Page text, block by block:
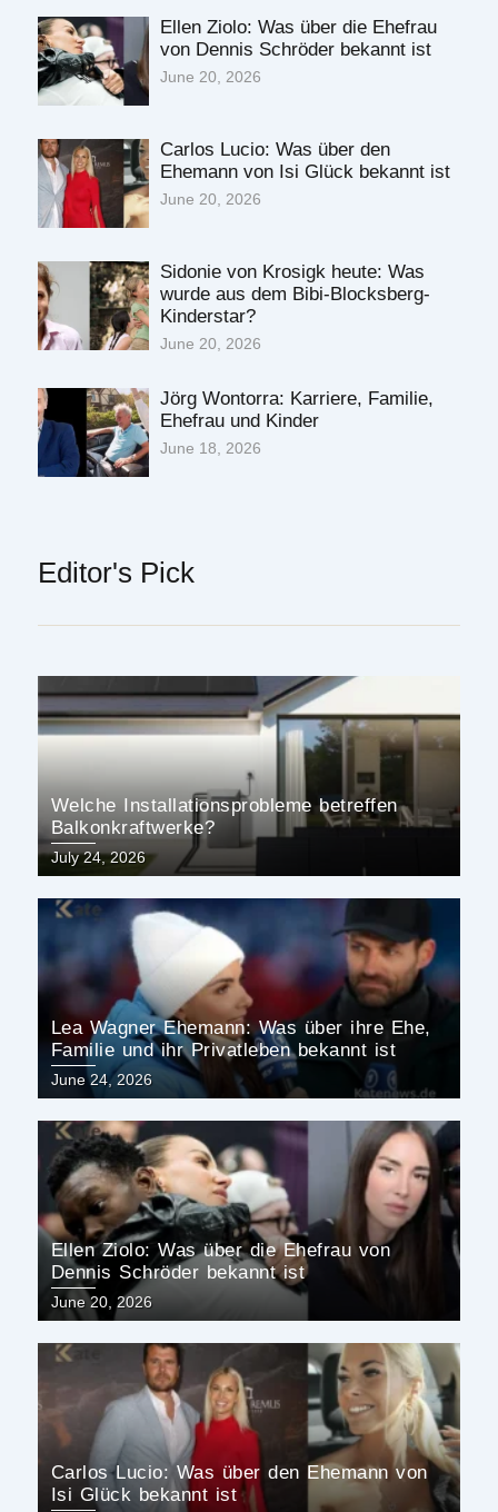
Ellen Ziolo: Was über die Ehefrau
von Dennis Schröder bekannt ist
June 20, 2026
Carlos Lucio: Was über den
Ehemann von Isi Glück bekannt ist
June 20, 2026
Sidonie von Krosigk heute: Was
wurde aus dem Bibi-Blocksberg-
Kinderstar?
June 20, 2026
Jörg Wontorra: Karriere, Familie,
Ehefrau und Kinder
June 18, 2026
Editor's Pick
Welche Installationsprobleme betreffen
Balkonkraftwerke?
Posted
on
July 24, 2026
Lea Wagner Ehemann: Was über ihre Ehe,
Familie und ihr Privatleben bekannt ist
Posted
on
June 24, 2026
Ellen Ziolo: Was über die Ehefrau von
Dennis Schröder bekannt ist
Posted
on
June 20, 2026
Carlos Lucio: Was über den Ehemann von
Isi Glück bekannt ist